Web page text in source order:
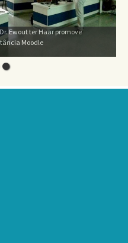
Ewout ter Haar promove
Moodle